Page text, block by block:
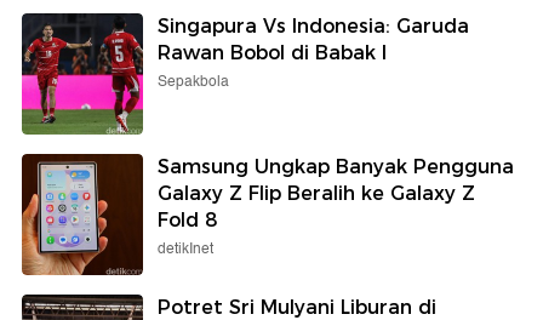
Singapura Vs Indonesia: Garuda
Rawan Bobol di Babak I
Sepakbola
Samsung Ungkap Banyak Pengguna
Galaxy Z Flip Beralih ke Galaxy Z
Fold 8
detikInet
Potret Sri Mulyani Liburan di